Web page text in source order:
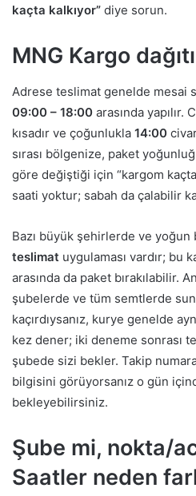
kaçta kalkıyor” diye sorun.
MNG Kargo
Adrese teslimat genelde mesai
09:00 – 18:00 arasında yapılır.
kısadır ve çoğunlukla 14:00
sırası bölgenize, paket
göre değiştiği için “kargom
saati yoktur; sabah da çalabilir
Bazı büyük şehirlerde ve yoğun
teslimat uygulaması vardır; bu
arasında da paket bırakılabilir.
şubelerde ve tüm semtlerde
kaçırdıysanız, kurye genelde
kez dener; iki deneme sonrası
şubede sizi bekler. Takip
bilgisini görüyorsanız o gün
bekleyebilirsiniz.
Şube mi, nokta/
Saatler neden